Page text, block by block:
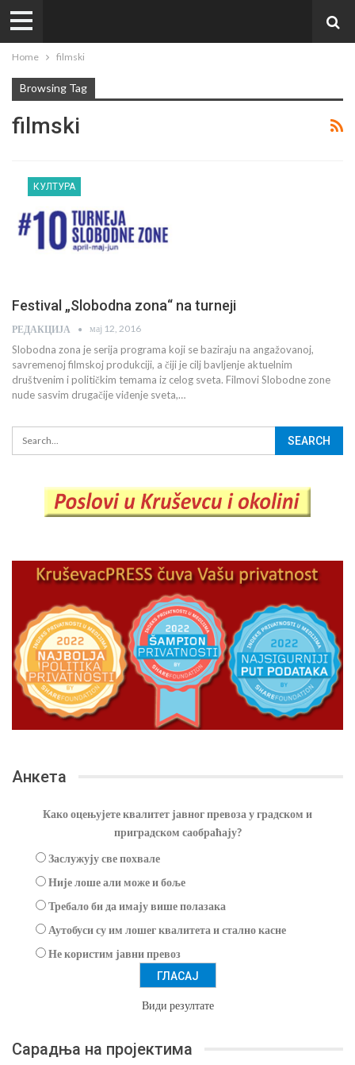
Home filmski
Browsing Tag
filmski
КУЛТУРА
Festival „Slobodna zona“ na turneji
РЕДАКЦИЈА мај 12, 2016
Slobodna zona je serija programa koji se baziraju na angažovanoj,
savremenoj filmskoj produkciji, a čiji je cilj bavljenje aktuelnim
društvenim i političkim temama iz celog sveta. Filmovi Slobodne zone
nude sasvim drugačije viđenje sveta,…
Анкета
Како оцењујете квалитет јавног превоза у градском и
приградском саобраћају?
Заслужују све похвале
Није лоше али може и боље
Требало би да имају више полазака
Аутобуси су им лошег квалитета и стално касне
Не користим јавни превоз
Види резултате
Сарадња на пројектима